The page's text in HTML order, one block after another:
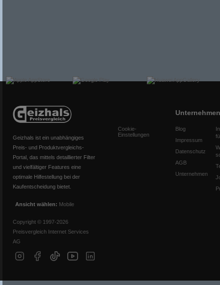
Geizhals ist ein unabhängiges
Preis- und Produktvergleichs-
Portal, das mittels detaillierter Filter
und vielfältiger Features eine
optimale Hilfestellung bei der
Kaufentscheidung bietet.
Ansicht wählen: Mobile
Copyright © 1997-2026
Preisvergleich Internet Services
AG
Cookie-
Einstellungen
Unternehmen
Blog
Impressum
Datenschutz
AGB
Unternehmen